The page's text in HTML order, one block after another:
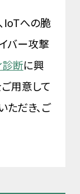
IoTへの脆
バー攻撃
診断に興
用意して
ただき、ご